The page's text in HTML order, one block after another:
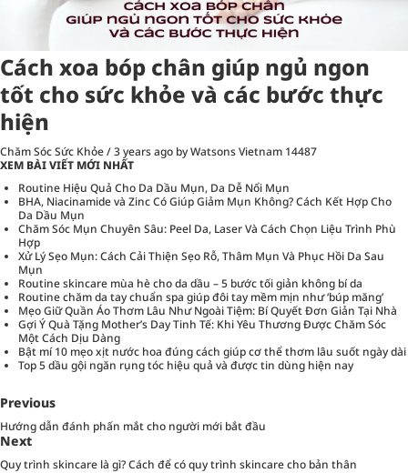
Cách xoa bóp chân giúp ngủ ngon
tốt cho sức khỏe và các bước thực
hiện
Chăm Sóc Sức Khỏe/3 years ago by Watsons Vietnam 14487
XEM BÀI VIẾT MỚI NHẤT
Routine Hiệu Quả Cho Da Dầu Mụn, Da Dễ Nổi Mụn
BHA, Niacinamide và Zinc Có Giúp Giảm Mụn Không? Cách Kết Hợp Cho
Da Dầu Mụn
Chăm Sóc Mụn Chuyên Sâu: Peel Da, Laser Và Cách Chọn Liệu Trình Phù
Hợp
Xử Lý Sẹo Mụn: Cách Cải Thiện Sẹo Rỗ, Thâm Mụn Và Phục Hồi Da Sau
Mụn
Routine skincare mùa hè cho da dầu – 5 bước tối giản không bí da
Routine chăm da tay chuẩn spa giúp đôi tay mềm mịn như ‘búp măng’
Mẹo Giữ Quần Áo Thơm Lâu Như Ngoài Tiệm: Bí Quyết Đơn Giản Tại Nhà
Gợi Ý Quà Tặng Mother’s Day Tinh Tế: Khi Yêu Thương Được Chăm Sóc
Một Cách Dịu Dàng
Bật mí 10 mẹo xịt nước hoa đúng cách giúp cơ thể thơm lâu suốt ngày dài
Top 5 dầu gội ngăn rụng tóc hiệu quả và được tin dùng hiện nay
Previous
Hướng dẫn đánh phấn mắt cho người mới bắt đầu
Next
Quy trình skincare là gì? Cách để có quy trình skincare cho bản thân